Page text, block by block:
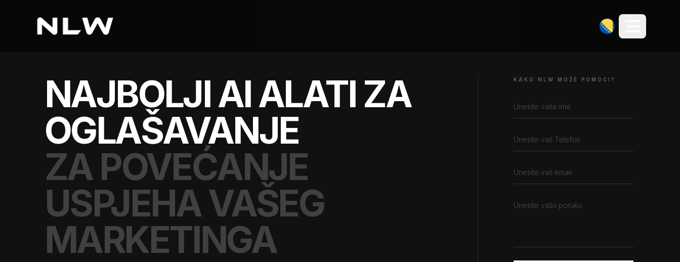
NAJBOLJI AI ALATI ZA
OGLAŠAVANJE
ZA POVEĆANJE
USPJEHA VAŠEG
MARKETINGA
KAKO NLW MOŽE POMOĆI?